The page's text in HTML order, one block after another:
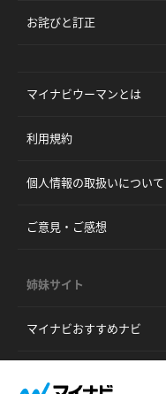
お詫びと訂正
マイナビウーマンとは
利用規約
個人情報の取扱いについて
ご意見・ご感想
姉妹サイト
マイナビおすすめナビ